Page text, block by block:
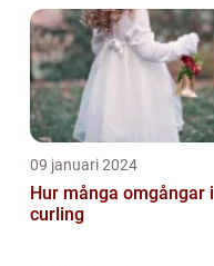
09 januari 2024
Hur många omgångar i
curling